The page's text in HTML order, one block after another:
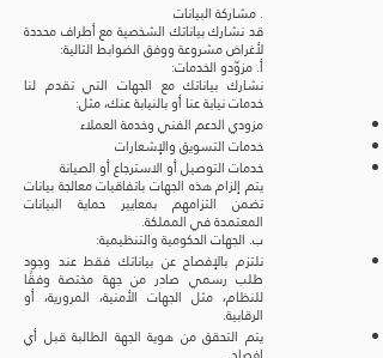
. مشاركة البيانات
قد نشارك بياناتك الشخصية مع أطراف محددة
لأغراض مشروعة ووفق الضوابط التالية:
أ. مزوّدو الخدمات:
نشارك بياناتك مع الجهات التي تقدم لنا
خدمات نيابة عنا أو بالنيابة عنك، مثل:
مزودي الدعم الفني وخدمة العملاء
خدمات التسويق والإشعارات
خدمات التوصيل أو الاسترجاع أو الصيانة
يتم إلزام هذه الجهات باتفاقيات معالجة بيانات
تضمن التزامهم بمعايير حماية البيانات
المعتمدة في المملكة.
ب. الجهات الحكومية والتنظيمية:
نلتزم بالإفصاح عن بياناتك فقط عند وجود
طلب رسمي صادر من جهة مختصة وفقًا
للنظام، مثل الجهات الأمنية، المرورية، أو
الرقابية.
يتم التحقق من هوية الجهة الطالبة قبل أي